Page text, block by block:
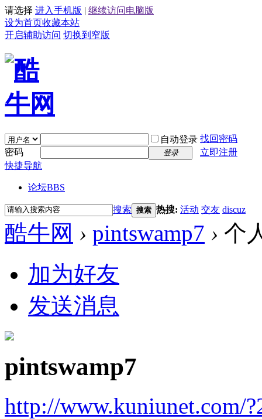
请选择 进入手机版 | 继续访问电脑版
设为首页收藏本站
开启辅助访问 切换到窄版
自动登录 找回密码
密码
登录
立即注册
快捷导航
论坛BBS
搜索 搜索 热搜: 活动 交友 discuz
酷牛网 › pintswamp7 › 个
加为好友
发送消息
pintswamp7
http://www.kuniunet.com/